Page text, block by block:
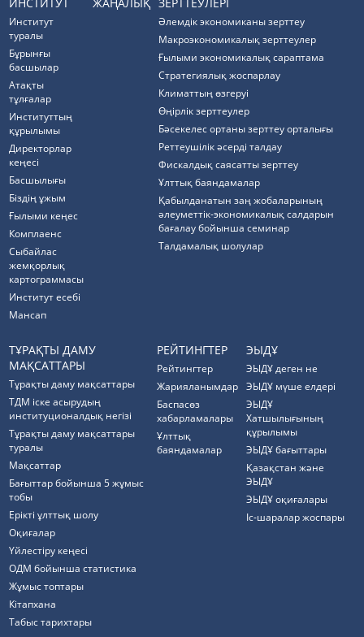
Институт
туралы
Бұрынғы
басшылар
Атақты
тұлғалар
Институттың
құрылымы
Директорлар
кеңесі
Басшылығы
Біздің ұжым
Ғылыми кеңес
Комплаенс
Cыбайлас
жемқорлық
картограммасы
Институт есебі
Мансап
Әлемдік экономиканы зерттеу
Макроэкономикалық зерттеулер
Ғылыми экономикалық сараптама
Стратегиялық жоспарлау
Климаттың өзгеруі
Өңірлік зерттеулер
Бәсекелес ортаны зерттеу орталығы
Реттеушілік әсерді талдау
Фискалдық саясатты зерттеу
Ұлттық баяндамалар
Қабылданатын заң жобаларының
әлеуметтік-экономикалық салдарын
бағалау бойынша семинар
Талдамалық шолулар
ТҰРАҚТЫ ДАМУ
МАҚСАТТАРЫ
Тұрақты даму мақсаттары
ТДМ іске асырудың
институционалдық негізі
Тұрақты даму мақсаттары
туралы
Мақсаттар
Бағыттар бойынша 5 жұмыс
тобы
Ерікті ұлттық шолу
Оқиғалар
Үйлестіру кеңесі
ОДМ бойынша статистика
Жұмыс топтары
Кітапхана
Табыс тарихтары
РЕЙТИНГТЕР
Рейтингтер
Жарияланымдар
Баспасөз
хабарламалары
Ұлттық
баяндамалар
ЭЫДҰ
ЭЫДҰ деген не
ЭЫДҰ мүше елдері
ЭЫДҰ
Хатшылығының
құрылымы
ЭЫДҰ бағыттары
Қазақстан және
ЭЫДҰ
ЭЫДҰ оқиғалары
Іс-шаралар жоспары